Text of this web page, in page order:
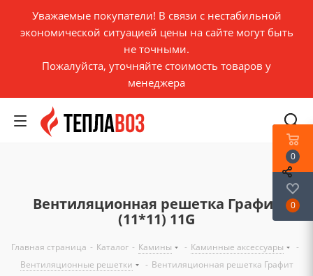
Уважаемые покупатели! В связи с нестабильной
экономической ситуацией цены на сайте могут быть
не точными.
Пожалуйста, уточняйте стоимость товаров у
менеджера
Вентиляционная решетка Графит
(11*11) 11G
Главная страница - Каталог - Камины - Каминные аксессуары
-
Вентиляционные решетки
- Вентиляционная решетка Графит
0
0